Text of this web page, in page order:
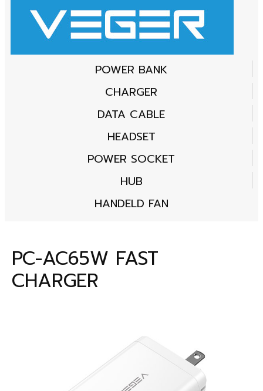
POWER BANK
CHARGER
DATA CABLE
HEADSET
POWER SOCKET
HUB
HANDELD FAN
PC-AC65W FAST
CHARGER